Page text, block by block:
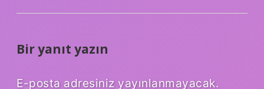
Bir yanıt yazın
E-posta adresiniz yayınlanmayacak.